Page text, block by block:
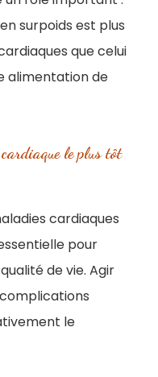
surpoids est plus
que celui
alimentation de
le plus tôt
cardiaques
pour
de vie. Agir
le